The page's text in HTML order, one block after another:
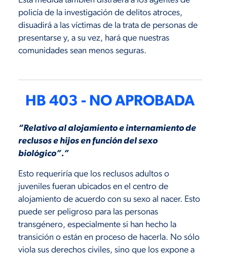
policía de la investigación de delitos atroces,
disuadirá a las víctimas de la trata de personas de
presentarse y, a su vez, hará que nuestras
comunidades sean menos seguras.
HB 403 - NO APROBADA
“Relativo al alojamiento e internamiento de
reclusos e hijos en función del sexo
biológico”.”
Esto requeriría que los reclusos adultos o
juveniles fueran ubicados en el centro de
alojamiento de acuerdo con su sexo al nacer. Esto
puede ser peligroso para las personas
transgénero, especialmente si han hecho la
transición o están en proceso de hacerla. No sólo
viola sus derechos civiles, sino que los expone a